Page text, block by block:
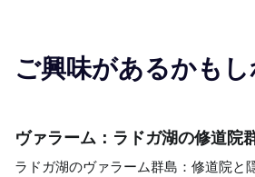
ご興味があるかもし
ヴァラーム：ラドガ湖の修道院
ラドガ湖のヴァラーム群島：修道院と